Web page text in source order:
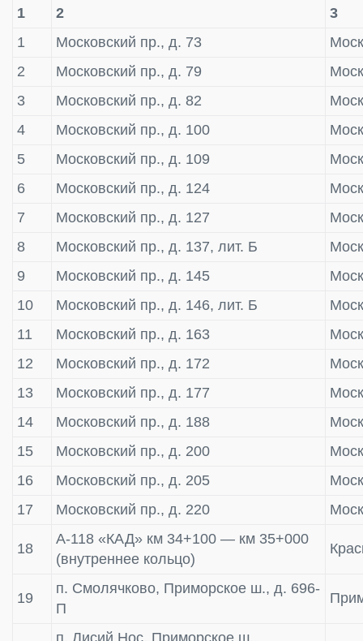
1 2
3
1
Московский пр., д. 73
2
Московский пр., д. 79
3
Московский пр., д. 82
4
Московский пр., д. 100
5
Московский пр., д. 109
6
Московский пр., д. 124
7
Московский пр., д. 127
8
Московский пр., д. 137, лит. Б
9
Московский пр., д. 145
10
Московский пр., д. 146, лит. Б
11
Московский пр., д. 163
12
Московский пр., д. 172
13
Московский пр., д. 177
14
Московский пр., д. 188
15
Московский пр., д. 200
16
Московский пр., д. 205
17
Московский пр., д. 220
18
А-118 «КАД» км 34+100 — км 35+000
(внутреннее кольцо)
19
п. Смолячково, Приморское ш., д. 696-
П
п. Лисий Нос, Приморское ш.,